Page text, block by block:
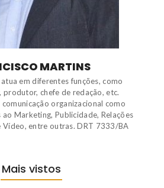
MARTINS
em diferentes funções, como
chefe de redação, etc.
organizacional como
Marketing, Publicidade, Relações
Vídeo, entre outras. DRT 7333/BA
Mais vistos